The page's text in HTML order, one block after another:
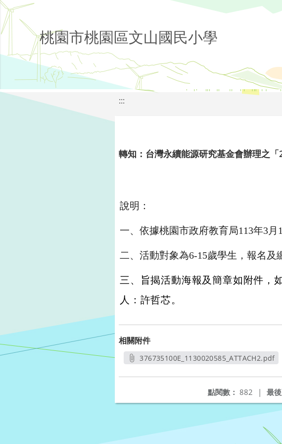
桃園市桃園區文山國民小學
:::
轉知：台灣永續能源研究基金會辦理之
說明：
一、依據桃園市政府教育局113年3月
二、活動對象為6-15歲學生，報名及
三、旨揭活動海報及簡章如附件，
人：許哲芯。
相關附件
376735100E_1130020585_ATTACH2.pdf
最
點閱數： 882 |